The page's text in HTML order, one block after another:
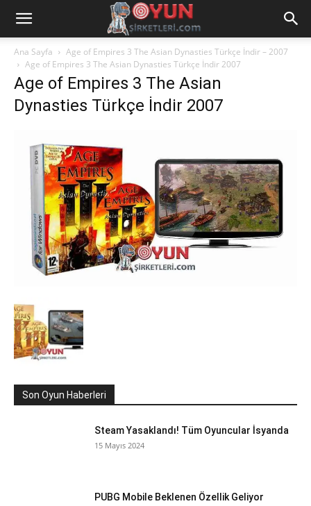
Ana Sayfa
Age of Empires 3 The Asian Dynasties Türkçe İndir – 2007
Age of Empires 3 The Asian Dynasties Türkçe İndir 2007
Age of Empires 3 The Asian
Dynasties Türkçe İndir 2007
Son Oyun Haberleri
Steam Yasaklandı! Tüm Oyuncular İsyanda
15 Mayıs 2024
PUBG Mobile Beklenen Özellik Geliyor